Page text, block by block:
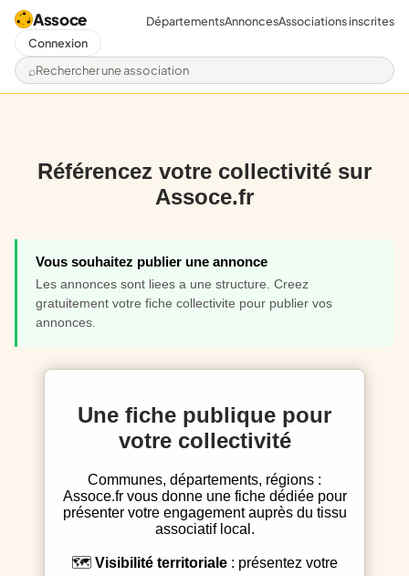
Assoce
Rechercher une association
DépartementsAnnoncesAssociations inscrites
Connexion
Référencez votre collectivité sur
Assoce.fr
Vous souhaitez publier une annonce
Les annonces sont liees a une structure. Creez
gratuitement votre fiche collectivite pour publier vos
annonces.
Une fiche publique pour
votre collectivité
Communes, départements, régions :
Assoce.fr vous donne une fiche dédiée pour
présenter votre engagement auprès du tissu
associatif local.
Visibilité territoriale : présentez votre